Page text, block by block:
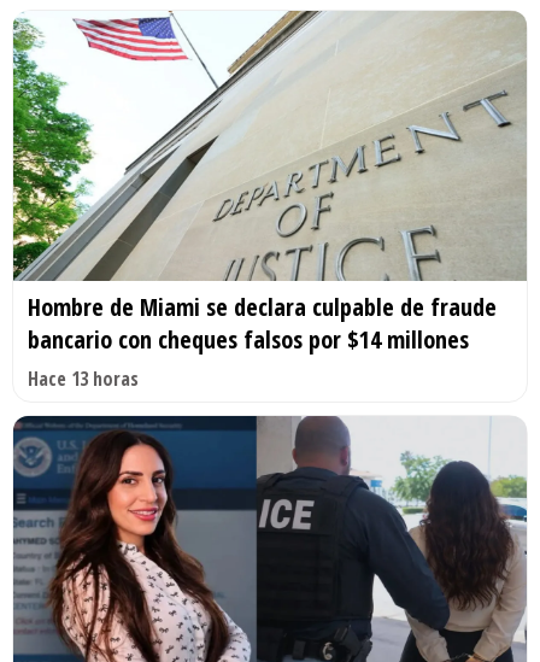
Hombre de Miami se declara culpable de fraude
bancario con cheques falsos por $14 millones
Hace 13 horas